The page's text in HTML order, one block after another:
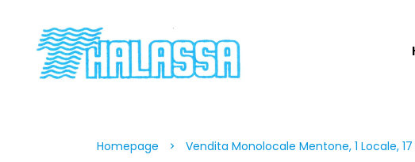
Homepage Vendita Monolocale Mentone, 1 Locale, 17